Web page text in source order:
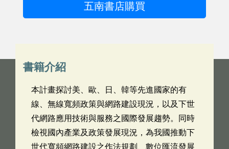
五南書店購買
書籍介紹
本計畫探討美、歐、日、韓等先進國家的有
線、無線寬頻政策與網路建設現況，以及下世
代網路應用技術與服務之國際發展趨勢。同時
檢視國內產業及政策發展現況，為我國推動下
世代寬頻網路建設之作法規劃、數位匯流發展